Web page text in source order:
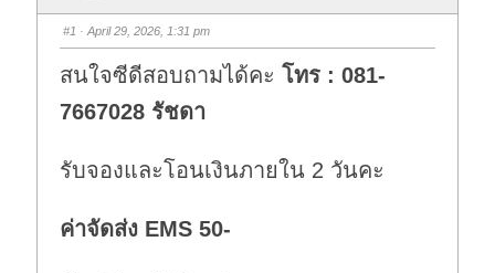
#1 · April 29, 2026, 1:31 pm
สนใจซีดีสอบถามได้คะโทร : 081-
7667028 รัชดา
รับจองและโอนเงินภายใน 2 วันคะ
ค่าจัดส่ง EMS 50-